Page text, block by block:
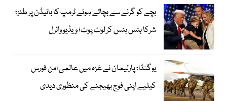
بچے کو گرنے سے بچاتے ہوئے ٹرمپ کا بائیڈن پر طنز؛
شرکا ہنس ہنس کر لوٹ پوٹ؛ ویڈیو وائرل
یوگنڈا؛ پارلیمان نے غزہ میں عالمی امن فورس
کیلیے اپنی فوج بھیجنے کی منظوری دیدی